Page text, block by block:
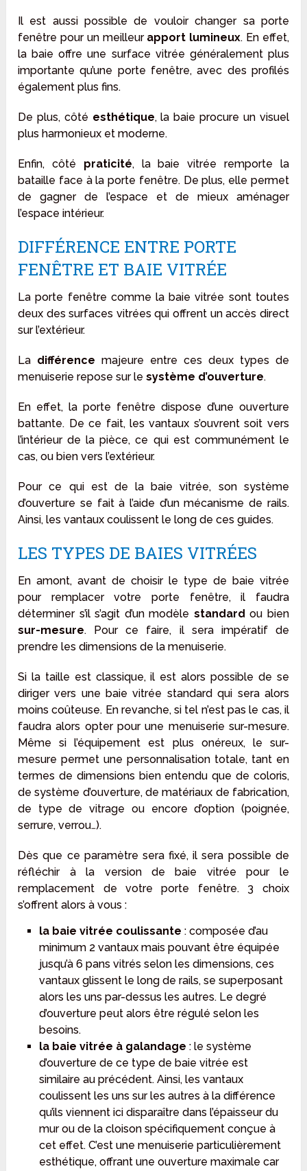
Il est aussi possible de vouloir changer sa porte
fenêtre pour un meilleur apport lumineux. En effet,
la baie offre une surface vitrée généralement plus
importante qu’une porte fenêtre, avec des profilés
également plus fins.
De plus, côté esthétique, la baie procure un visuel
plus harmonieux et moderne.
Enfin, côté praticité, la baie vitrée remporte la
bataille face à la porte fenêtre. De plus, elle permet
de gagner de l’espace et de mieux aménager
l’espace intérieur.
DIFFÉRENCE ENTRE PORTE
FENÊTRE ET BAIE VITRÉE
La porte fenêtre comme la baie vitrée sont toutes
deux des surfaces vitrées qui offrent un accès direct
sur l’extérieur.
La différencemajeure entre ces deux types de
menuiserie repose sur lesystème d’ouverture.
En effet, la porte fenêtre dispose d’une ouverture
battante. De ce fait, les vantaux s’ouvrent soit vers
l’intérieur de la pièce, ce qui est communément le
cas, ou bien vers l’extérieur.
Pour ce qui est de la baie vitrée, son système
d’ouverture se fait à l’aide d’un mécanisme de rails.
Ainsi, les vantaux coulissent le long de ces guides.
LES TYPES DE BAIES VITRÉES
En amont, avant de choisir le type de baie vitrée
pour remplacer votre porte fenêtre, il faudra
déterminer s’il s’agit d’un modèle standardou bien
sur-mesure. Pour ce faire, il sera impératif de
prendre les dimensions de la menuiserie.
Si la taille est classique, il est alors possible de se
diriger vers une baie vitrée standard qui sera alors
moins coûteuse. En revanche, si tel n’est pas le cas, il
faudra alors opter pour une menuiserie sur-mesure.
Même si l’équipement est plus onéreux, le sur-
mesure permet une personnalisation totale, tant en
termes de dimensions bien entendu que de coloris,
de système d’ouverture, de matériaux de fabrication,
de type de vitrage ou encore d’option (poignée,
serrure, verrou…).
Dès que ce paramètre sera fixé, il sera possible de
réfléchir à la version de baie vitrée pour le
remplacement de votre porte fenêtre. 3 choix
s’offrent alors à vous :
la baie vitrée coulissante : composée d’au
minimum 2 vantaux mais pouvant être équipée
jusqu’à 6 pans vitrés selon les dimensions, ces
vantaux glissent le long de rails, se superposant
alors les uns par-dessus les autres. Le degré
d’ouverture peut alors être régulé selon les
besoins.
la baie vitrée à galandage : le système
d’ouverture de ce type de baie vitrée est
similaire au précédent. Ainsi, les vantaux
coulissent les uns sur les autres à la différence
qu’ils viennent ici disparaître dans l’épaisseur du
mur ou de la cloison spécifiquement conçue à
cet effet. C’est une menuiserie particulièrement
esthétique, offrant une ouverture maximale car